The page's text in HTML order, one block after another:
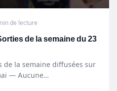
de lecture
de la semaine du 23
de la semaine diffusées sur
— Aucune…